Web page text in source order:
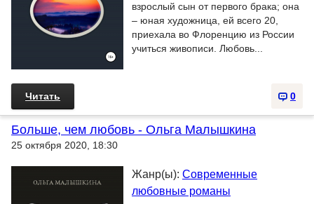
взрослый сын от первого брака; она
– юная художница, ей всего 20,
приехала во Флоренцию из России
учиться живописи. Любовь...
0
Читать
Больше, чем любовь - Ольга Малышкина
25 октября 2020, 18:30
Жанр(ы): Современные
любовные романы